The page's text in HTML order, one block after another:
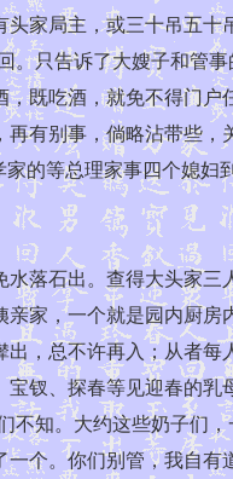
家局主，或三十吊五
只告诉了大嫂子和管
既吃酒，就免不得门
有别事，倘略沾带些
的等总理家事四个媳妇
石出。查得大头家三
家，一个就是园内厨房
，总不许再入；从者
钗、探春等见迎春的
知。大约这些奶子们
个。你们别管，我自有